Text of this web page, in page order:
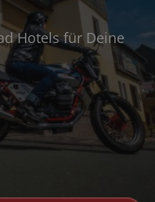
Hotels für Deine